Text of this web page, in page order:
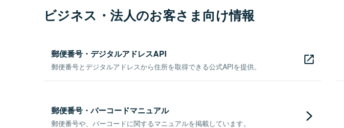
ビジネス・法人のお客さま向け情報
郵便番号・デジタルアドレスAPI
郵便番号とデジタルアドレスから住所を取得できる公式APIを提供。
郵便番号・バーコードマニュアル
郵便番号や、バーコードに関するマニュアルを掲載しています。